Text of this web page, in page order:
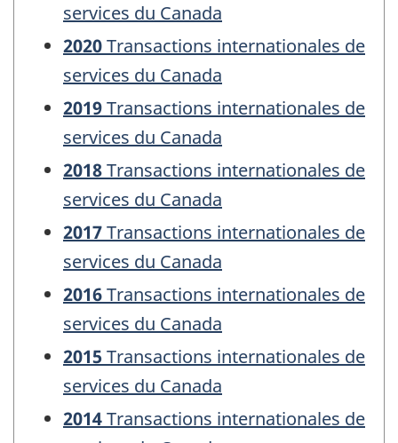
services du Canada
2020Transactions internationales de
services du Canada
2019Transactions internationales de
services du Canada
2018Transactions internationales de
services du Canada
2017Transactions internationales de
services du Canada
2016Transactions internationales de
services du Canada
2015Transactions internationales de
services du Canada
2014Transactions internationales de